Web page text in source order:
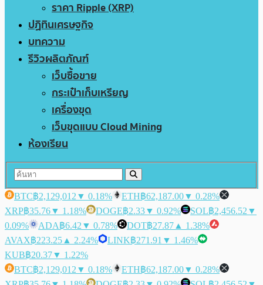
ราคา Ripple (XRP)
ปฏิทินเศรษฐกิจ
บทความ
รีวิวผลิตภัณฑ์
เว็บซื้อขาย
กระเป๋าเก็บเหรียญ
เครื่องขุด
เว็บขุดแบบ Cloud Mining
ห้องเรียน
BTC฿2,129,012 ▼ 0.18% ETH฿62,187.00▼ 0.28%
XRP฿35.76▼ 1.18% DOGE฿2.33▼ 0.92% SOL฿2,456.52 ▼
0.09%
ADA฿6.42 ▼ 0.78% DOT฿27.87 ▲ 1.38%
AVAX฿223.25 ▲ 2.24% LINK฿271.91 ▼ 1.46%
KUB฿20.37▼ 1.22%
BTC฿2,129,012 ▼ 0.18% ETH฿62,187.00▼ 0.28%